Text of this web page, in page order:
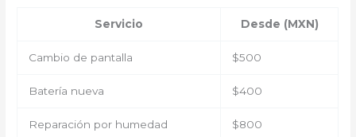
Servicio Desde (MXN)
Cambio de pantalla $500
Batería nueva $400
Reparación por humedad $800